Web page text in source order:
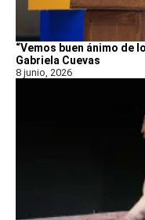
“Vemos buen ánimo de
Gabriela Cuevas
8 junio, 2026